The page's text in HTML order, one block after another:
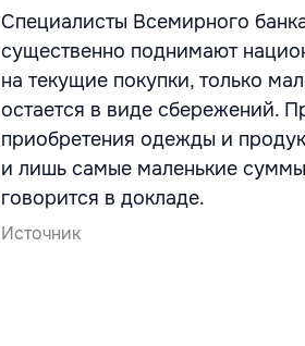
Специалисты Всемирного
существенно поднимают
на текущие покупки, только
остается в виде сбережений.
приобретения одежды и
и лишь самые маленькие суммы
говорится в докладе.
Источник